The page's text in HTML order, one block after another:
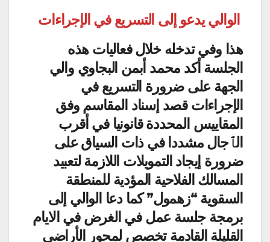
الوالي يدعو إلى التسريع في الإجراءات
هذا وفي تدخله خلال فعاليات هذه
الجلسة أكد محمد أبمن البجاوي والي
الجهة على ضرورة التسريع في
الإجراءات قصد إسناد المقاسم وفق
المقاييس المحددة قانونيا في أقرب
الٱجال مشددا في ذات السياق على
ضرورة إيجاد التمويلات اللازمة لتعبيد
المسالك الفلاحية المؤدية للمنطقة
السقوية “زهمول” كما دعا الوالي إلى
برمجة جلسة عمل في الغرض في الايام
القليلة القادمة تخصص لمحور الأراضي